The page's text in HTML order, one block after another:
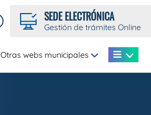
SEDE ELECTRÓNICA
Gestión de trámites Online
Otras webs municipales